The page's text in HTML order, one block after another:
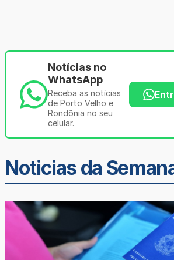
Notícias no
WhatsApp
Receba as notícias
de Porto Velho e
Rondônia no seu
celular.
Noticias da